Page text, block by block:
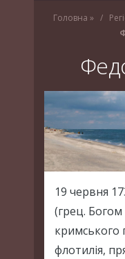
Головна »
19 червня
(грец. Богом
кримського
флотилія,